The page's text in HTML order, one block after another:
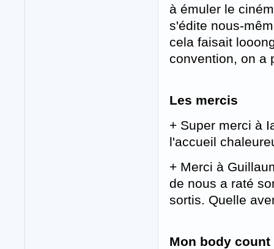
à émuler le
s'édite nous-
cela faisait
convention, on a
Les mercis
+ Super merci à
l'accueil
+ Merci à
de nous a raté
sortis. Quelle
Mon body count